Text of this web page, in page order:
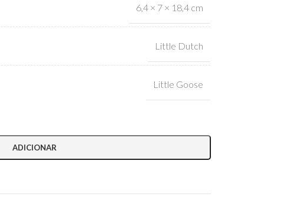
6,4 × 7 × 18,4 cm
Little Dutch
Little Goose
ADICIONAR